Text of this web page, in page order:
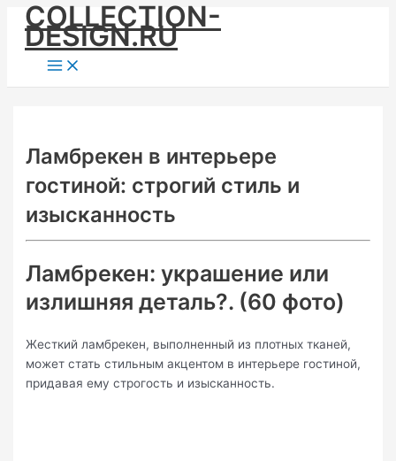
Skip
content
COLLECTION-
DESIGN.RU
Main
Menu
Ламбрекен в интерьере
гостиной: строгий стиль и
изысканность
Ламбрекен: украшение или
излишняя деталь?. (60 фото)
Жесткий ламбрекен, выполненный из плотных тканей,
может стать стильным акцентом в интерьере гостиной,
придавая ему строгость и изысканность.